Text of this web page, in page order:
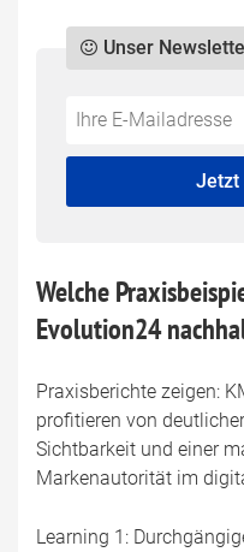
Do
fill
Unser
*Ihre
Mailadresse:
Jetzt
Welche
Evolution24
Praxisberichte zeigen:
profitieren von
Sichtbarkeit und einer
Markenautorität im
Learning 1: